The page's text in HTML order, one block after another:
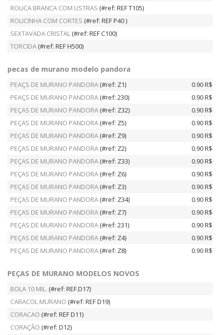
ROLICA BRANCA COM LISTRAS (#ref: REF T105)
ROLICINHA COM CORTES (#ref: REF P40 )
SEXTAVADA CRISTAL(#ref: REF C100)
TORCIDA (#ref: REF H500)
pecas de murano modelo pandora
PEAÇS DE MURANO PANDORA (#ref: Z1)
0.90 R$
PEAÇS DE MURANO PANDORA(#ref: 230)
0.90 R$
PEÇAS DE MURANO PANDORA (#ref: Z32)
0.90 R$
PEÇAS DE MURANO PANDORA(#ref: Z5)
0.90 R$
PEÇAS DE MURANO PANDORA (#ref: Z9)
0.90 R$
PEÇAS DE MURANO PANDORA(#ref: Z2)
0.90 R$
PEÇAS DE MURANO PANDORA (#ref: Z33)
0.90 R$
PEÇAS DE MURANO PANDORA(#ref: Z6)
0.90 R$
PEÇAS DE MURANO PANDORA (#ref: Z3)
0.90 R$
PEÇAS DE MURANO PANDORA(#ref: Z34)
0.90 R$
PEÇAS DE MURANO PANDORA (#ref: Z7)
0.90 R$
PEÇAS DE MURANO PANDORA(#ref: 231)
0.90 R$
PEÇAS DE MURANO PANDORA (#ref: Z4)
0.90 R$
PEÇAS DE MURANO PANDORA(#ref: Z8) 0.90 R$
PEÇAS DE MURANO MODELOS NOVOS
BOLA 10 MIL. (#ref: REF.D17)
CARACOL MURANO (#ref: REF D19)
CORACAO (#ref: REF D11)
CORAÇÃO (#ref: D12)